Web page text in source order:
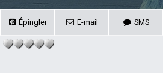
Épingler E-mail SMS